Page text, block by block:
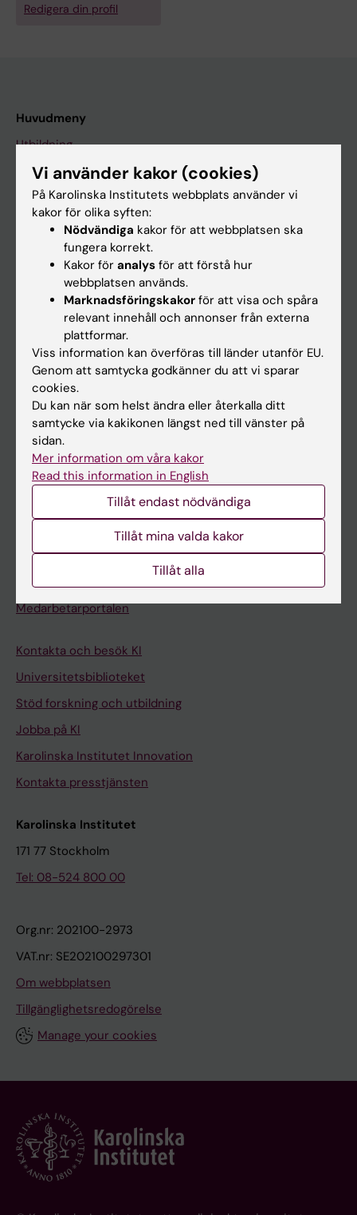
Redigera din profil
Huvudmeny
Utbildning
Forskarutbildning
Forskning
Nyheter
Kalender
Student
Ladok
Canvas
Schema
Studentmejlen
Kurs- och programwebbar
Medarbetare
Medarbetarportalen
Kontakta och besök KI
Universitetsbiblioteket
Stöd forskning och utbildning
Jobba på KI
Karolinska Institutet Innovation
Kontakta presstjänsten
Karolinska Institutet
171 77 Stockholm
Tel: 08-524 800 00
Org.nr: 202100-2973
VAT.nr: SE202100297301
Om webbplatsen
Tillgänglighetsredogörelse
Manage your cookies
Vi använder kakor (cookies)
På Karolinska Institutets webbplats använder vi
kakor för olika syften:
Nödvändiga kakor för att webbplatsen ska
fungera korrekt.
Kakor för analys för att förstå hur
webbplatsen används.
Marknadsföringskakor för att visa och spåra
relevant innehåll och annonser från externa
plattformar.
Viss information kan överföras till länder utanför EU.
Genom att samtycka godkänner du att vi sparar
cookies.
Du kan när som helst ändra eller återkalla ditt
samtycke via kakikonen längst ned till vänster på
sidan.
Mer information om våra kakor
Read this information in English
Tillåt endast nödvändiga
Tillåt mina valda kakor
Tillåt alla